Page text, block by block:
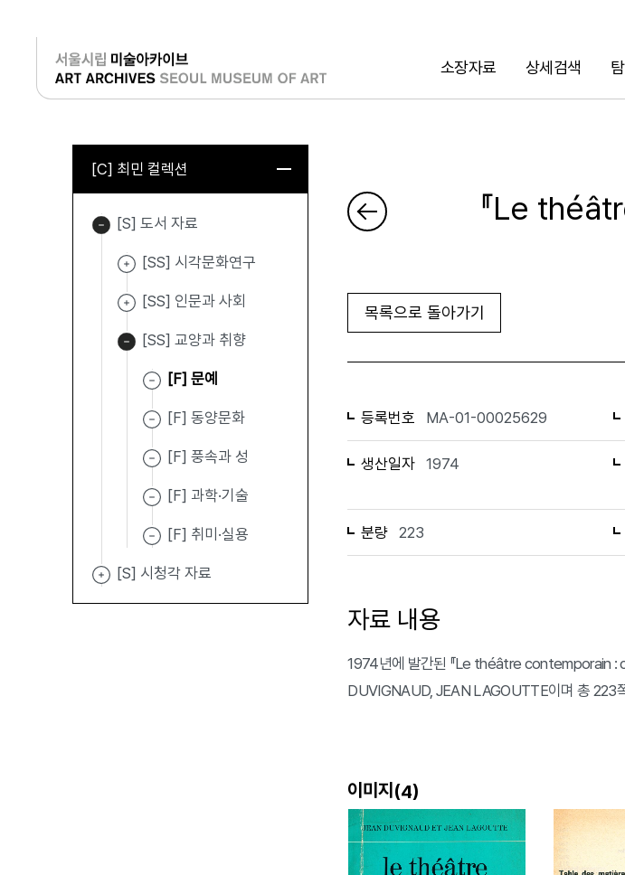
소장자료 상세검색 검색
로그인
[C] 최민 컬렉션
[S] 도서 자료
[SS] 시각문화연구
[SS] 인문과 사회
[SS] 교양과 취향
[F] 문예
[F] 동양문화
[F] 풍속과 성
[F] 과학·기술
[F] 취미·실용
[S] 시청각 자료
『Le
목록으로 돌아가기
등록번호 MA-01-00025629
생산일자 1974
분량 223
자료 내용
1974년에 발간된 『Le théâtre contemporain :
DUVIGNAUD, JEAN LAGOUTTE이며 총 223
이미지(4)